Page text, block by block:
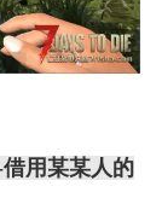
用某某人的